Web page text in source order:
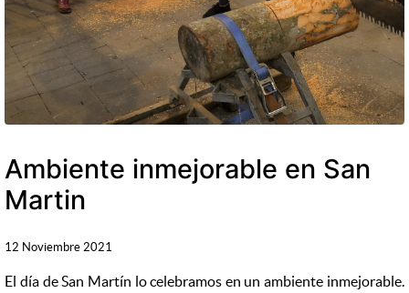
Ambiente inmejorable en San
Martin
12 Noviembre 2021
El día de San Martín lo celebramos en un ambiente inmejorable.